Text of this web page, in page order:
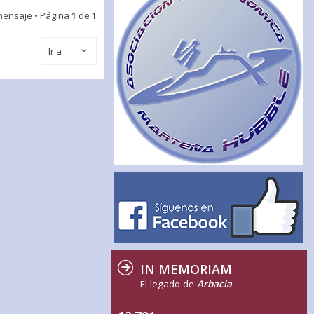
• Página 1 de 1
Ir a
IN MEMORIAM
El legado de Arbacia